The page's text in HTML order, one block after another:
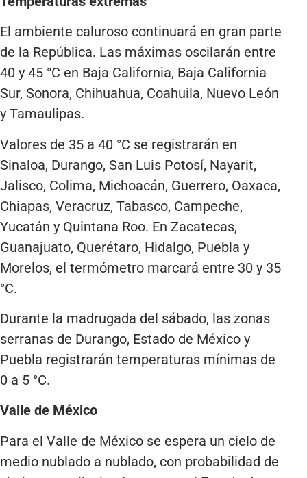
El ambiente caluroso continuará en gran parte
de la República. Las máximas oscilarán entre
40 y 45 °C en Baja California, Baja California
Sur, Sonora, Chihuahua, Coahuila, Nuevo León
y Tamaulipas.
Valores de 35 a 40 °C se registrarán en
Sinaloa, Durango, San Luis Potosí, Nayarit,
Jalisco, Colima, Michoacán, Guerrero, Oaxaca,
Chiapas, Veracruz, Tabasco, Campeche,
Yucatán y Quintana Roo. En Zacatecas,
Guanajuato, Querétaro, Hidalgo, Puebla y
Morelos, el termómetro marcará entre 30 y 35
°C.
Durante la madrugada del sábado, las zonas
serranas de Durango, Estado de México y
Puebla registrarán temperaturas mínimas de
0 a 5 °C.
Valle de México
Para el Valle de México se espera un cielo de
medio nublado a nublado, con probabilidad de